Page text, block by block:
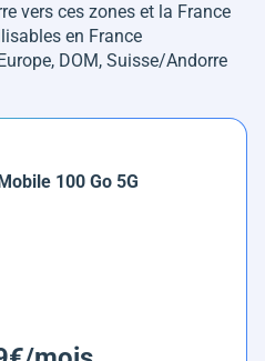
vers ces zones et la France
en France
DOM, Suisse/Andorre
100 Go 5G